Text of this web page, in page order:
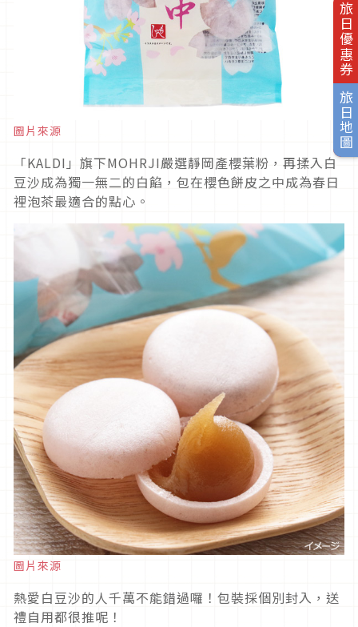
旅日優惠券
旅日地圖
圖片來源
「KALDI」旗下MOHRJI嚴選靜岡產櫻葉粉，再揉入白
豆沙成為獨一無二的白餡，包在櫻色餅皮之中成為春日
裡泡茶最適合的點心。
圖片來源
熱愛白豆沙的人千萬不能錯過囉！包裝採個別封入，送
禮自用都很推呢！